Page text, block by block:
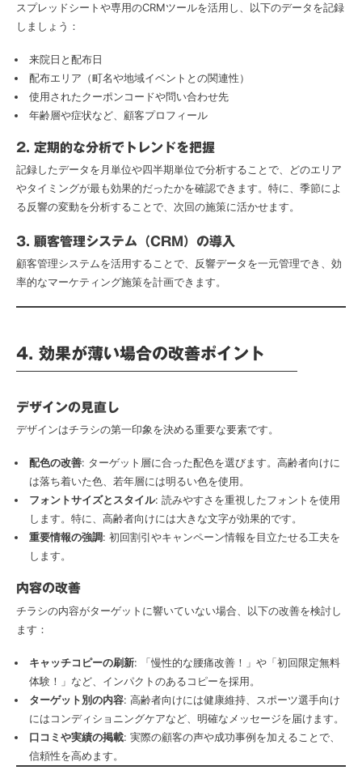
スプレッドシートや専用のCRMツールを活用し、以下のデータを記録
しましょう：
来院日と配布日
配布エリア（町名や地域イベントとの関連性）
使用されたクーポンコードや問い合わせ先
年齢層や症状など、顧客プロフィール
2. 定期的な分析でトレンドを把握
記録したデータを月単位や四半期単位で分析することで、どのエリア
やタイミングが最も効果的だったかを確認できます。特に、季節によ
る反響の変動を分析することで、次回の施策に活かせます。
3. 顧客管理システム（CRM）の導入
顧客管理システムを活用することで、反響データを一元管理でき、効
率的なマーケティング施策を計画できます。
4. 効果が薄い場合の改善ポイント
デザインの見直し
デザインはチラシの第一印象を決める重要な要素です。
配色の改善: ターゲット層に合った配色を選びます。高齢者向けに
は落ち着いた色、若年層には明るい色を使用。
フォントサイズとスタイル: 読みやすさを重視したフォントを使用
します。特に、高齢者向けには大きな文字が効果的です。
重要情報の強調: 初回割引やキャンペーン情報を目立たせる工夫を
します。
内容の改善
チラシの内容がターゲットに響いていない場合、以下の改善を検討し
ます：
キャッチコピーの刷新: 「慢性的な腰痛改善！」や「初回限定無料
体験！」など、インパクトのあるコピーを採用。
ターゲット別の内容: 高齢者向けには健康維持、スポーツ選手向け
にはコンディショニングケアなど、明確なメッセージを届けます。
口コミや実績の掲載: 実際の顧客の声や成功事例を加えることで、
信頼性を高めます。